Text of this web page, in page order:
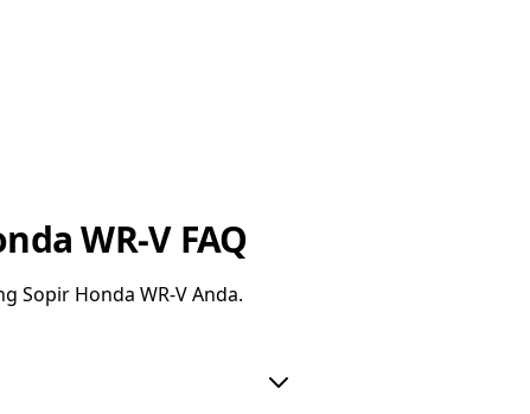
WR-V FAQ
Sopir Honda WR-V Anda.